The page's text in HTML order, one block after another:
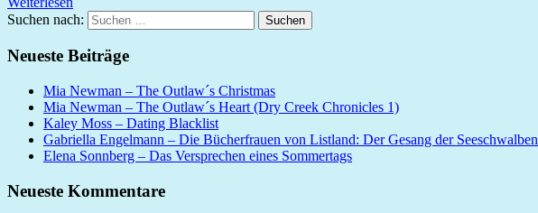
Suchen nach:
Suchen
Neueste Beiträge
Mia Newman – The Outlaw´s Christmas
Mia Newman – The Outlaw´s Heart (Dry Creek Chronicles 1)
Kaley Moss – Dating Blacklist
Gabriella Engelmann – Die Bücherfrauen von Listland: Der Gesang der Seeschwalben
Elena Sonnberg – Das Versprechen eines Sommertags
Neueste Kommentare